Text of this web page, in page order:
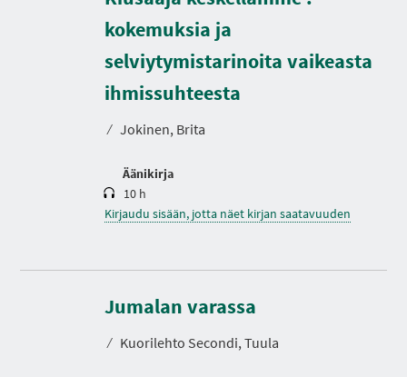
kokemuksia ja
selviytymistarinoita vaikeasta
ihmissuhteesta
⁄ Jokinen, Brita
Äänikirja
K
e
s
t
10 h
Kirjaudu sisään, jotta näet kirjan saatavuuden
Jumalan varassa
⁄ Kuorilehto Secondi, Tuula
K
s
t